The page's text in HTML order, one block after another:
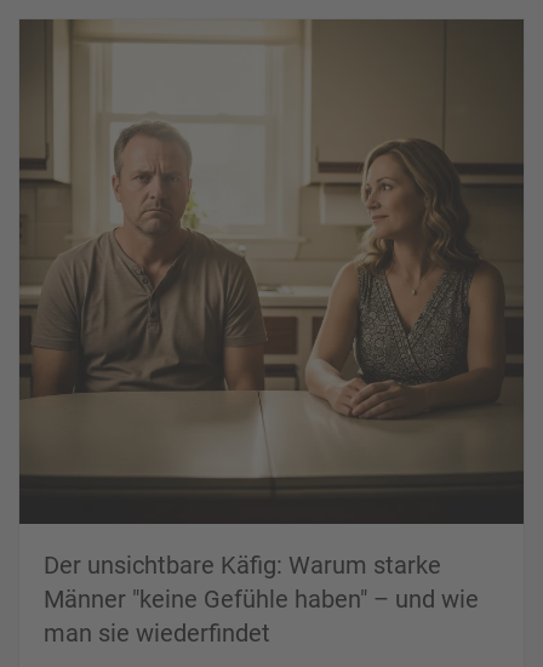
Der unsichtbare Käfig: Warum starke
Männer "keine Gefühle haben" – und wie
man sie wiederfindet